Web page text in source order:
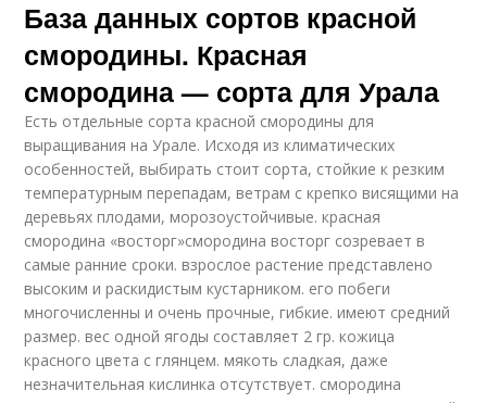
База данных сортов красной
смородины. Красная
смородина — сорта для Урала
Есть отдельные сорта красной смородины для
выращивания на Урале. Исходя из климатических
особенностей, выбирать стоит сорта, стойкие к резким
температурным перепадам, ветрам с крепко висящими на
деревьях плодами, морозоустойчивые. красная
смородина «восторг»смородина восторг созревает в
самые ранние сроки. взрослое растение представлено
высоким и раскидистым кустарником. его побеги
многочисленны и очень прочные, гибкие. имеют средний
размер. вес одной ягоды составляет 2 гр. кожица
красного цвета с глянцем. мякоть сладкая, даже
незначительная кислинка отсутствует. смородина